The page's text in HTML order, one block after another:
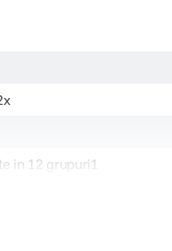
in 12 grupuri1